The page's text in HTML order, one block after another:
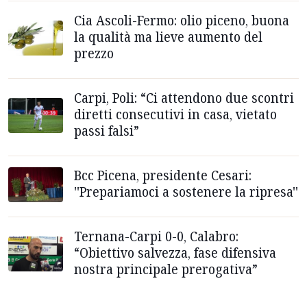
Cia Ascoli-Fermo: olio piceno, buona
la qualità ma lieve aumento del
prezzo
Carpi, Poli: “Ci attendono due scontri
diretti consecutivi in casa, vietato
passi falsi”
Bcc Picena, presidente Cesari:
''Prepariamoci a sostenere la ripresa''
Ternana-Carpi 0-0, Calabro:
“Obiettivo salvezza, fase difensiva
nostra principale prerogativa”